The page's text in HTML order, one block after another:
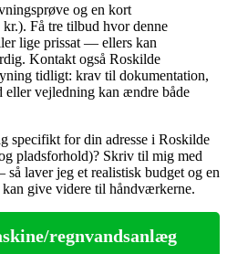
og en kort
Få tre tilbud hvor denne
lige prissat — ellers kan
Kontakt også Roskilde
tidligt: krav til dokumentation,
eller vejledning kan ændre både
specifikt for din adresse i Roskilde
pladsforhold)? Skriv til mig med
laver jeg et realistisk budget og en
give videre til håndværkerne.
regnvandsanlæg